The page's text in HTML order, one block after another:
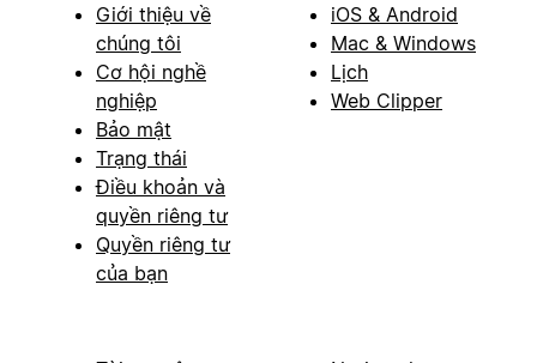
Giới thiệu về
chúng tôi
Cơ hội nghề
nghiệp
Bảo mật
Trạng thái
Điều khoản và
quyền riêng tư
Quyền riêng tư
của bạn
iOS & Android
Mac & Windows
Lịch
Web Clipper